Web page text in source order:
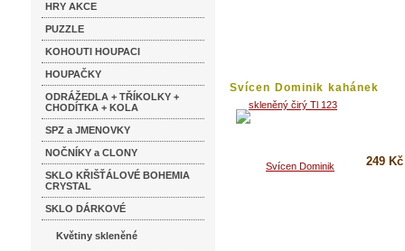
HRY AKCE
PUZZLE
KOHOUTI HOUPACI
HOUPAČKY
ODRÁŽEDLA + TŘÍKOLKY +
CHODÍTKA + KOLA
SPZ a JMENOVKY
NOČNÍKY a CLONY
SKLO KŘIŠŤÁLOVÉ BOHEMIA
CRYSTAL
SKLO DÁRKOVÉ
Květiny skleněné
Svícen Dominik kahánek
skleněný...
249 Kč